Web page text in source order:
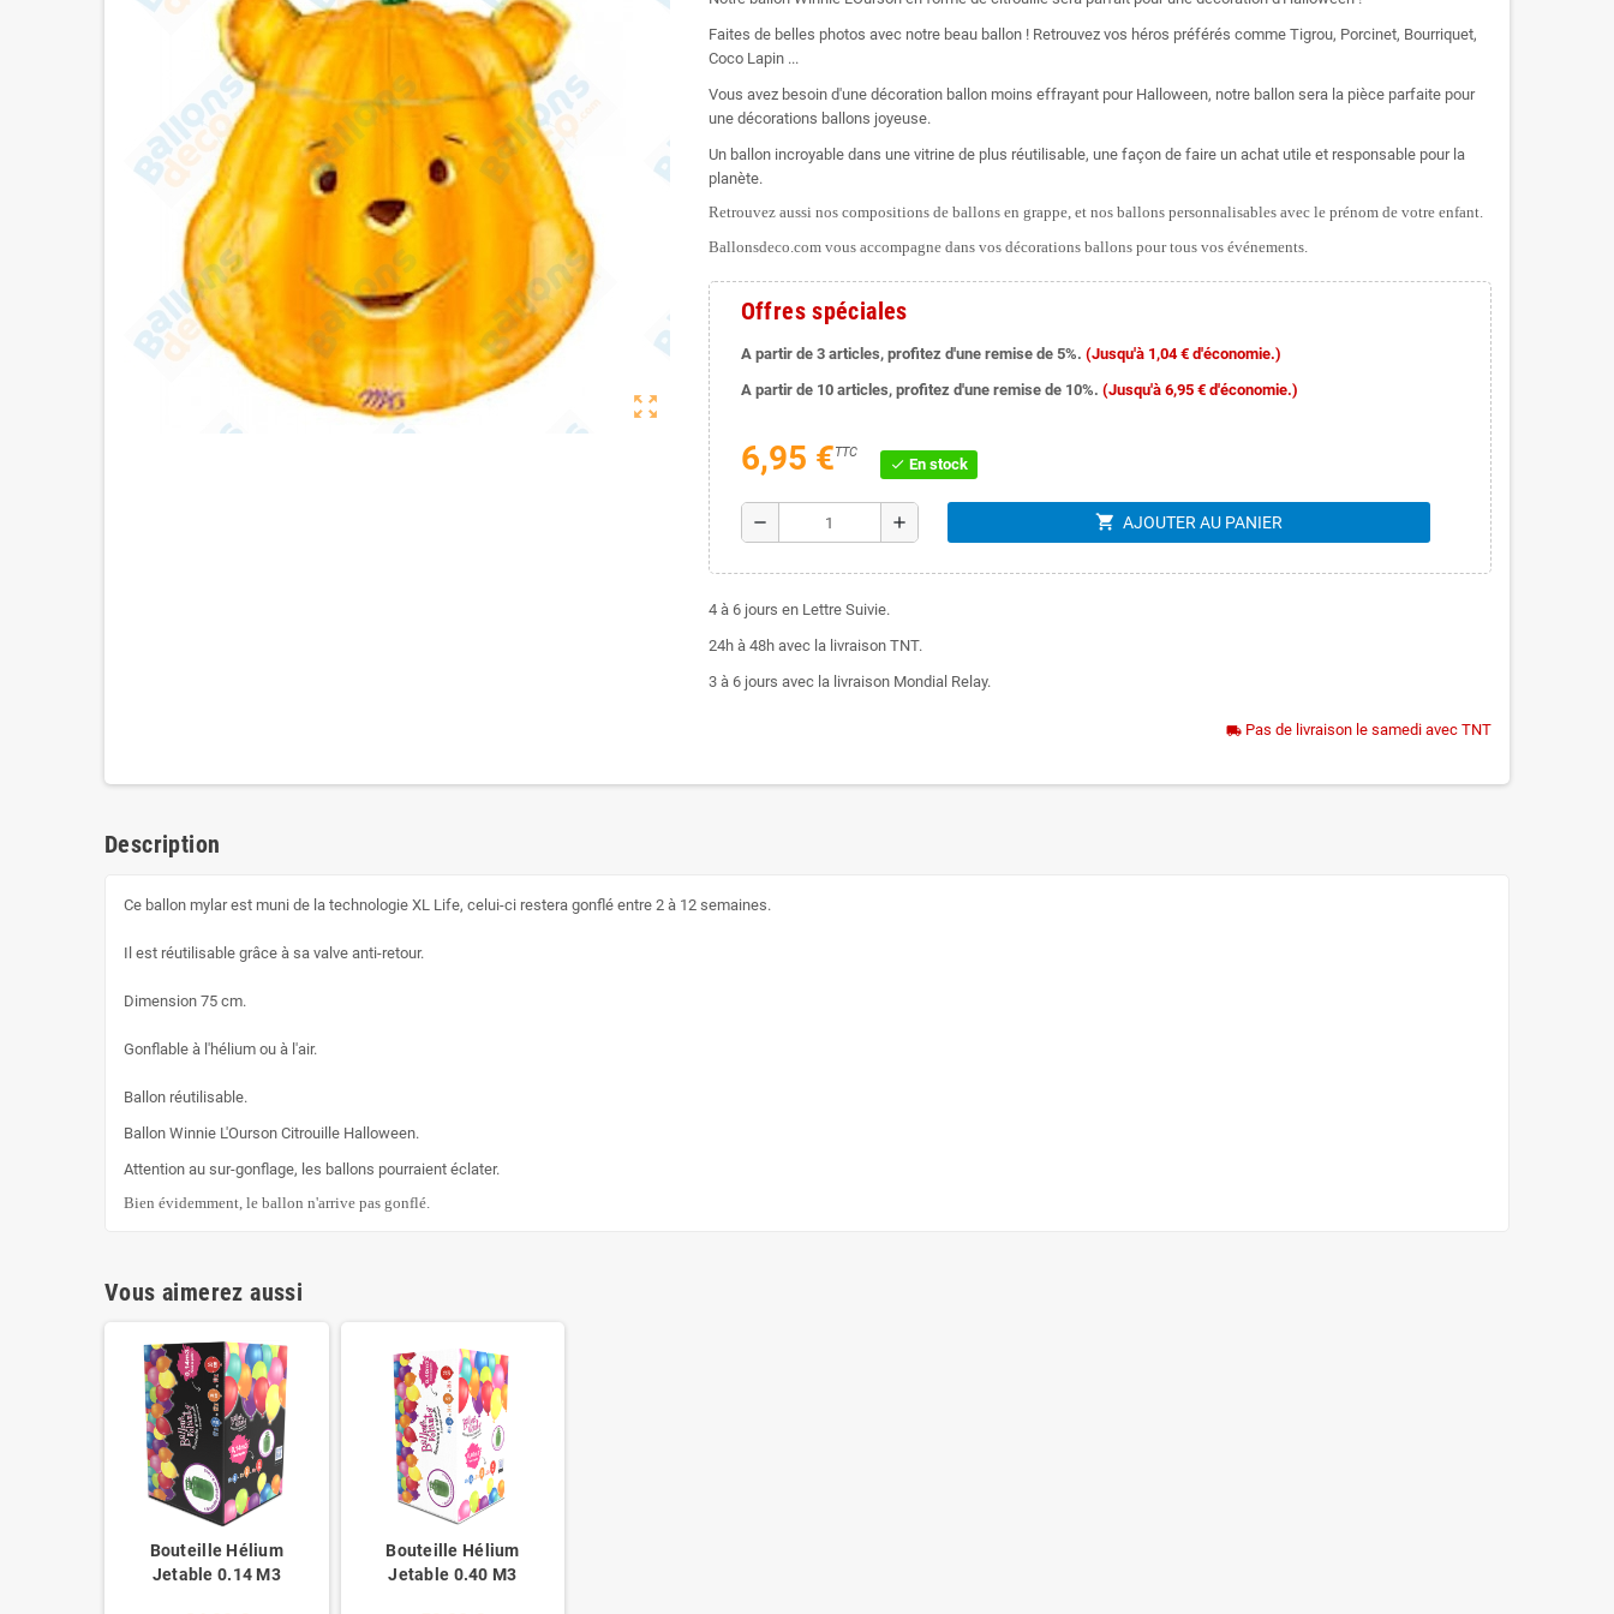
zoom_out_map
Faites de belles photos avec notre beau ballon ! Retrouvez vos héros préférés comme Tigrou, Porcinet, Bourriquet,
Coco Lapin ...
Vous avez besoin d'une décoration ballon moins effrayant pour Halloween, notre ballon sera la pièce parfaite pour
une décorations ballons joyeuse.
Un ballon incroyable dans une vitrine de plus réutilisable, une façon de faire un achat utile et responsable pour la
planète.
Retrouvez aussi nos compositions de ballons en grappe, et nos ballons personnalisables avec le prénom de votre enfant.
Ballonsdeco.com vous accompagne dans vos décorations ballons pour tous vos événements.
Offres spéciales
A partir de 3 articles, profitez d'une remise de 5%. (Jusqu'à 1,04 € d'économie.)
A partir de 10 articles, profitez d'une remise de 10%. (Jusqu'à 6,95 € d'économie.)
6,95 €TTC
check En stock
remove add shopping_cart AJOUTER AU PANIER
4 à 6 jours en Lettre Suivie.
24h à 48h avec la livraison TNT.
3 à 6 jours avec la livraison Mondial Relay.
local_shipping Pas de livraison le samedi avec TNT
Description
Ce ballon mylar est muni de la technologie XL Life, celui-ci restera gonflé entre 2 à 12 semaines.
Il est réutilisable grâce à sa valve anti-retour.
Dimension 75 cm.
Gonflable à l'hélium ou à l'air.
Ballon réutilisable.
Ballon Winnie L'Ourson Citrouille Halloween.
Attention au sur-gonflage, les ballons pourraient éclater.
Bien évidemment, le ballon n'arrive pas gonflé.
Vous aimerez aussi
Bouteille Hélium
Jetable 0.14 M3
Bouteille Hélium
Jetable 0.40 M3